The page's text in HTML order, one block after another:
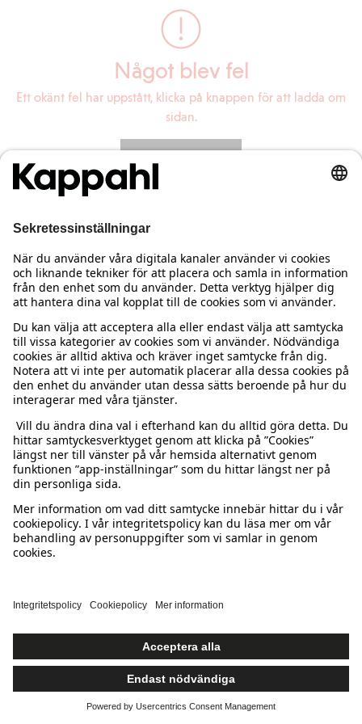
Något blev fel
Ett okänt fel har uppstått, klicka på knappen för att ladda om
sidan.